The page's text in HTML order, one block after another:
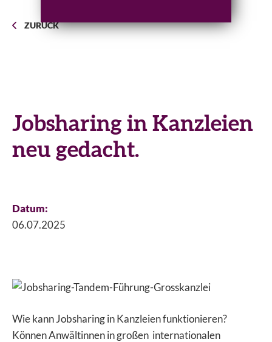
ZURÜCK
Jobsharing in Kanzleien
neu gedacht.
Datum:
06.07.2025
Wie kann Jobsharing in Kanzleien funktionieren?
Können Anwältinnen in großen internationalen